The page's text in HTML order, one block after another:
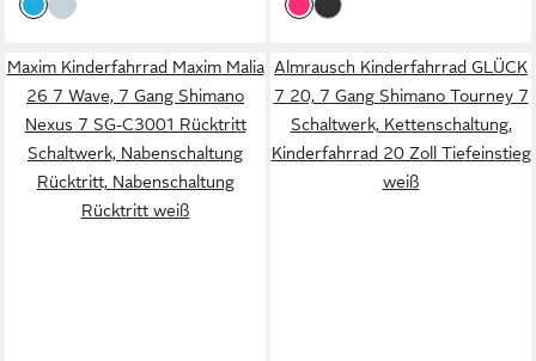
Maxim Kinderfahrrad Maxim Malia
26 7 Wave, 7 Gang Shimano
Nexus 7 SG-C3001 Rücktritt
Schaltwerk, Nabenschaltung
Rücktritt, Nabenschaltung
Rücktritt weiß
Almrausch Kinderfahrrad GLÜCK
7 20, 7 Gang Shimano Tourney 7
Schaltwerk, Kettenschaltung,
Kinderfahrrad 20 Zoll Tiefeinstieg
weiß